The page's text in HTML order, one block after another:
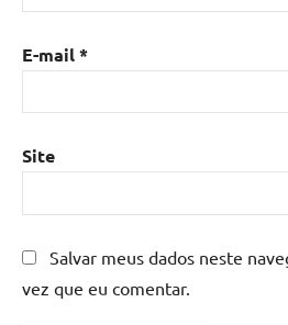
E-mail*
Site
Salvar meus dados neste
vez que eu comentar.